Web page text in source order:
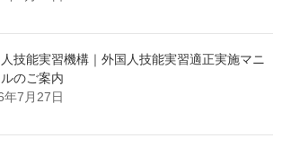
を新たに制作しました。
ンネル（YouTube）
って利用可能なチラシを３種類制作しまし
技能実習機構｜外国人技能実習適正実施マニ
のご案内
年7月27日